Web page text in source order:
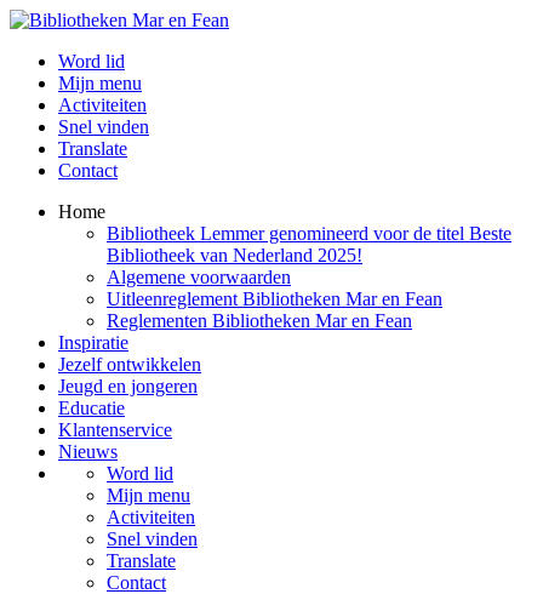
Word lid
Mijn menu
Activiteiten
Snel vinden
Translate
Contact
Home
Bibliotheek Lemmer genomineerd voor de titel Beste
Bibliotheek van Nederland 2025!
Algemene voorwaarden
Uitleenreglement Bibliotheken Mar en Fean
Reglementen Bibliotheken Mar en Fean
Inspiratie
Jezelf ontwikkelen
Jeugd en jongeren
Educatie
Klantenservice
Nieuws
Word lid
Mijn menu
Activiteiten
Snel vinden
Translate
Contact